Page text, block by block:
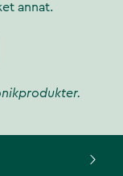
annat.